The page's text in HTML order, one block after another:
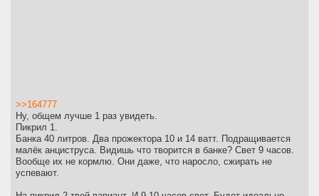
>>164777
Ну, общем лучше 1 раз увидеть.
Пикрил 1.
Банка 40 литров. Два прожектора 10 и 14 ватт. Подращивается
малёк анциструса. Видишь что творится в банке? Свет 9 часов.
Вообще их не кормлю. Они даже, что наросло, сжирать не
успевают.